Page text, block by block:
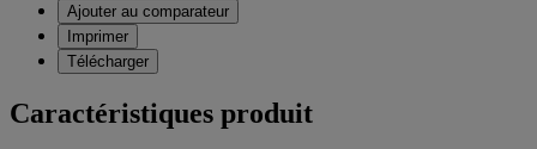
Ajouter au comparateur
Imprimer
Télécharger
Caractéristiques produit